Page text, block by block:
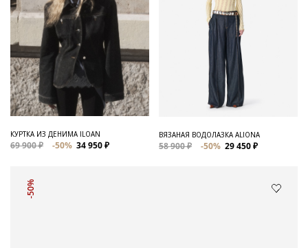
КУРТКА ИЗ ДЕНИМА ILOAN
69 900 ₽ -50% 34 950 ₽
ВЯЗАНАЯ ВОДОЛАЗКА ALIONA
58 900 ₽ -50% 29 450 ₽
-50%